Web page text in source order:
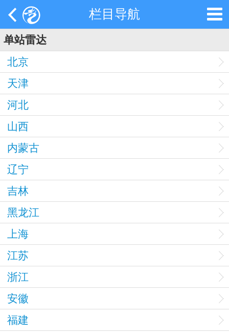
栏目导航
单站雷达
北京
天津
河北
山西
内蒙古
辽宁
吉林
黑龙江
上海
江苏
浙江
安徽
福建